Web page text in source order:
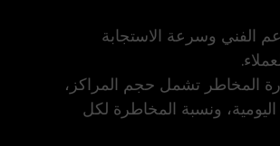
الفني وسرعة الاستجابة
المخاطر تشمل حجم المراكز،
ونسبة المخاطرة لكل